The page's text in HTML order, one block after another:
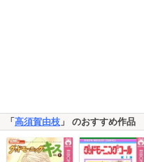
「 高須賀由枝 」 のおすすめ作品